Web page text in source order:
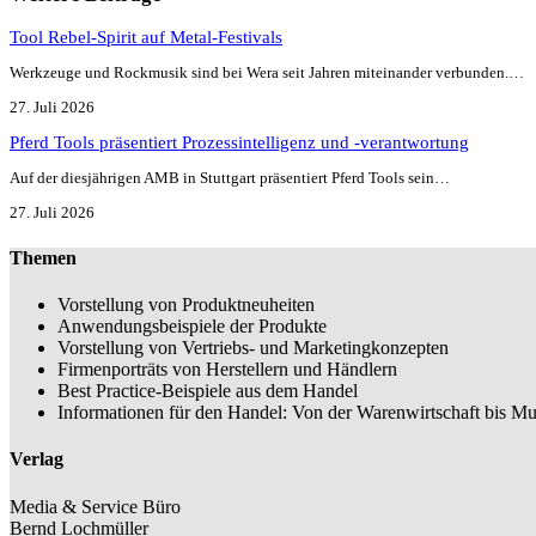
Tool Rebel-Spirit auf Metal-Festivals
Werkzeuge und Rockmusik sind bei Wera seit Jahren miteinander verbunden.…
27. Juli 2026
Pferd Tools präsentiert Prozessintelligenz und -verantwortung
Auf der diesjährigen AMB in Stuttgart präsentiert Pferd Tools sein…
27. Juli 2026
Themen
Vorstellung von Produktneuheiten
Anwendungsbeispiele der Produkte
Vorstellung von Vertriebs- und Marketingkonzepten
Firmenporträts von Herstellern und Händlern
Best Practice-Beispiele aus dem Handel
Informationen für den Handel: Von der Warenwirtschaft bis
Verlag
Media & Service Büro
Bernd Lochmüller